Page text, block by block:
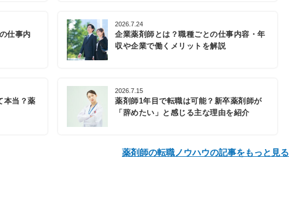
仕事内
2026.7.24
企業薬剤師とは？職種ごとの仕事内容・年
収や企業で働くメリットを解説
本当？薬
2026.7.15
薬剤師1年目で転職は可能？新卒薬剤師が
「辞めたい」と感じる主な理由を紹介
薬剤師の転職ノウハウの記事をもっと見る